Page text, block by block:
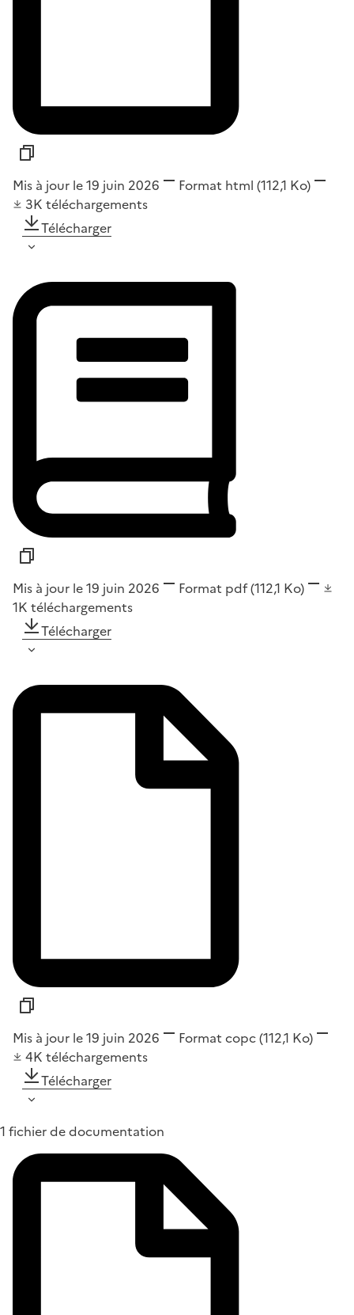
Mis à jour le 19 juin 2026 Format html (112,1 Ko)
3K téléchargements
Télécharger
Mis à jour le 19 juin 2026 Format pdf(112,1 Ko)
1K téléchargements
Télécharger
Mis à jour le 19 juin 2026 Format copc(112,1 Ko)
4K téléchargements
Télécharger
1 fichier de documentation